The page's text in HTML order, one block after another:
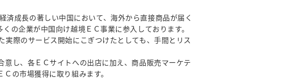
成長の著しい中国において、海外から直接商品が届く
の企業が中国向け越境ＥＣ事業に参入しております。
際のサービス開始にこぎつけたとしても、手間とリス
し、各ＥＣサイトへの出店に加え、商品販売マーケテ
の市場獲得に取り組みます。